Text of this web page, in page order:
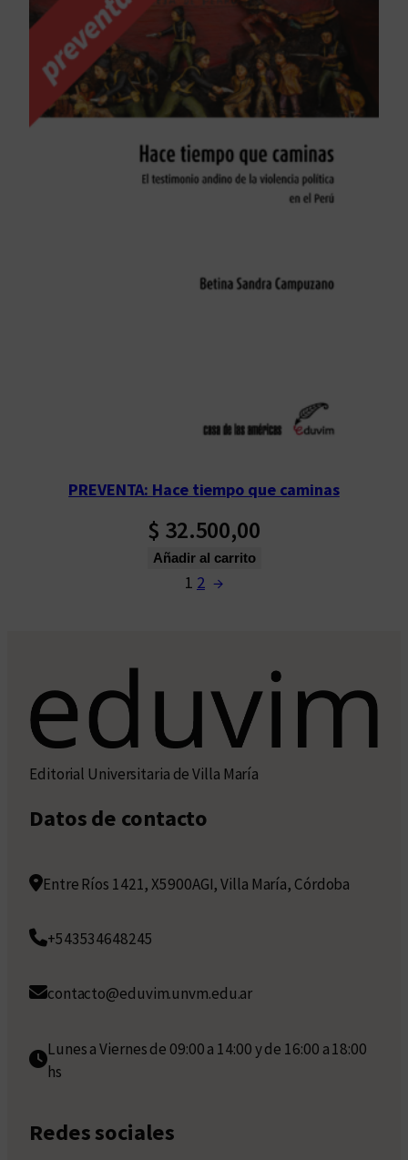
PREVENTA: Hace tiempo que caminas
$ 32.500,00
Añadir al carrito
1 2 →
Editorial Universitaria de Villa María
Datos de contacto
Entre Ríos 1421, X5900AGI, Villa María, Córdoba
+543534648245
contacto@eduvim.unvm.edu.ar
Lunes a Viernes de 09:00 a 14:00 y de 16:00 a 18:00
hs
Redes sociales